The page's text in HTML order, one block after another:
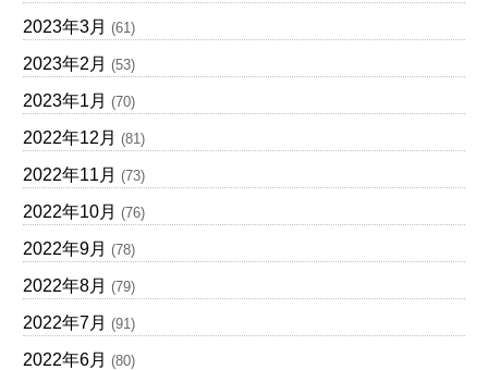
2023年3月 (61)
2023年2月 (53)
2023年1月 (70)
2022年12月 (81)
2022年11月 (73)
2022年10月 (76)
2022年9月 (78)
2022年8月 (79)
2022年7月 (91)
2022年6月 (80)